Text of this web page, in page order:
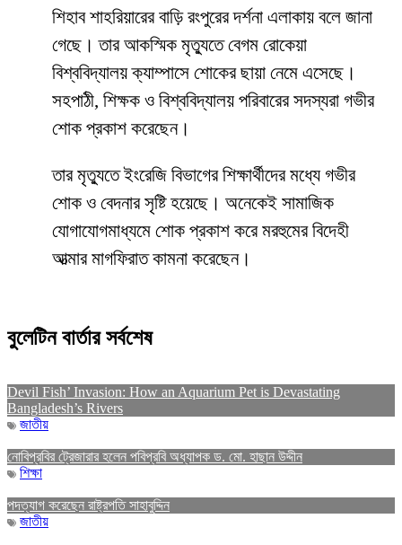
শিহাব শাহরিয়ারের বাড়ি রংপুরের দর্শনা এলাকায় বলে জানা
গেছে। তার আকস্মিক মৃত্যুতে বেগম রোকেয়া
বিশ্ববিদ্যালয় ক্যাম্পাসে শোকের ছায়া নেমে এসেছে।
সহপাঠী, শিক্ষক ও বিশ্ববিদ্যালয় পরিবারের সদস্যরা গভীর
শোক প্রকাশ করেছেন।
তার মৃত্যুতে ইংরেজি বিভাগের শিক্ষার্থীদের মধ্যে গভীর
শোক ও বেদনার সৃষ্টি হয়েছে। অনেকেই সামাজিক
যোগাযোগমাধ্যমে শোক প্রকাশ করে মরহুমের বিদেহী
আত্মার মাগফিরাত কামনা করেছেন।
বুলেটিন বার্তার সর্বশেষ
Devil Fish’ Invasion: How an Aquarium Pet is Devastating
Bangladesh’s Rivers
জাতীয়
নোবিপ্রবির ট্রেজারার হলেন পবিপ্রবি অধ্যাপক ড. মো. হাছান উদ্দীন
শিক্ষা
পদত্যাগ করেছেন রাষ্ট্রপতি সাহাবুদ্দিন
জাতীয়